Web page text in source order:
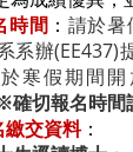
時間 ： 請於暑
系辦(EE437)
寒假期間
確切報名時間
繳交資料：